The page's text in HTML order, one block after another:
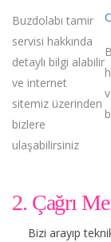
Buzdolabı tamir
servisi hakkında
detaylı bilgi alabilir
ve internet
sitemiz üzerinden
bizlere
ulaşabilirsiniz
2. Çağrı
Bizi arayıp